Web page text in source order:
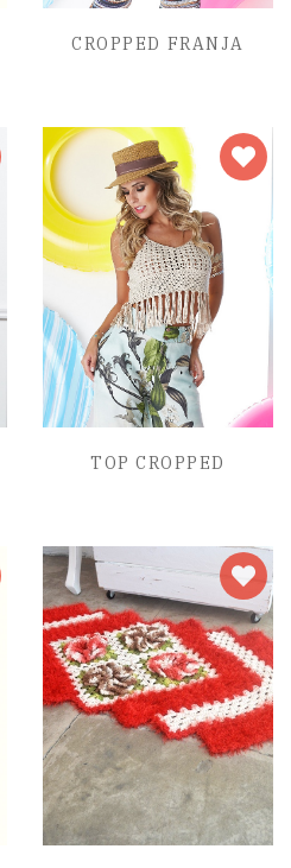
CROPPED FRANJA
TOP CROPPED